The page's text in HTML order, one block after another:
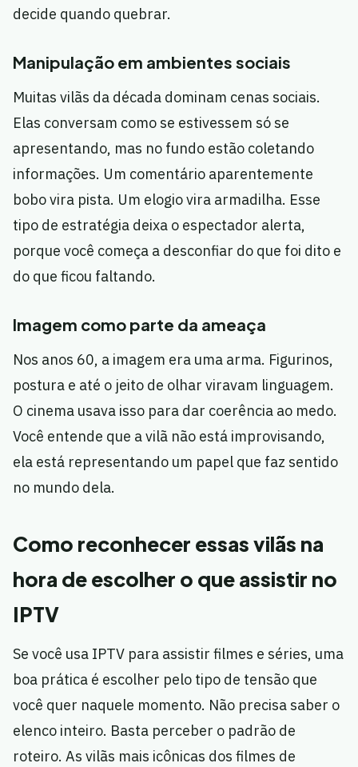
decide quando quebrar.
Manipulação em ambientes sociais
Muitas vilãs da década dominam cenas sociais.
Elas conversam como se estivessem só se
apresentando, mas no fundo estão coletando
informações. Um comentário aparentemente
bobo vira pista. Um elogio vira armadilha. Esse
tipo de estratégia deixa o espectador alerta,
porque você começa a desconfiar do que foi dito e
do que ficou faltando.
Imagem como parte da ameaça
Nos anos 60, a imagem era uma arma. Figurinos,
postura e até o jeito de olhar viravam linguagem.
O cinema usava isso para dar coerência ao medo.
Você entende que a vilã não está improvisando,
ela está representando um papel que faz sentido
no mundo dela.
Como reconhecer essas vilãs na
hora de escolher o que assistir no
IPTV
Se você usa IPTV para assistir filmes e séries, uma
boa prática é escolher pelo tipo de tensão que
você quer naquele momento. Não precisa saber o
elenco inteiro. Basta perceber o padrão de
roteiro. As vilãs mais icônicas dos filmes de